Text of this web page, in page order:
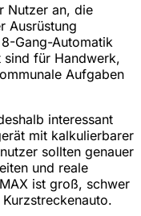
Nutzer an, die
Ausrüstung
Gang-Automatik
sind für Handwerk,
Aufgaben
interessant
mit kalkulierbarer
sollten genauer
und reale
ist groß, schwer